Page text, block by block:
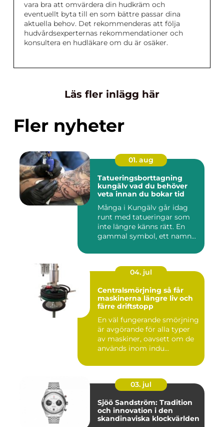
vara bra att omvärdera din hudkräm och
eventuellt byta till en som bättre passar dina
aktuella behov. Det rekommenderas att följa
hudvårdsexperternas rekommendationer och
konsultera en hudläkare om du är osäker.
Läs fler inlägg här
Fler nyheter
01. aug
Tatueringsborttagning
kungälv vad du behöver
veta innan du bokar tid
Många i Kungälv går idag
runt med tatueringar som
inte längre känns rätt. En
gammal symbol, ett namn...
04. jul
Centralsmörjning så får
maskinerna längre liv och
färre driftstopp
En väl fungerande smörjning
är avgörande för alla typer
av maskiner, oavsett om de
används inom indu...
03. jul
Sjöö Sandström: Tradition
och innovation i den
skandinaviska klockvärlden